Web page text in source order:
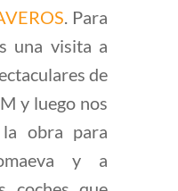
. Para
una visita a
de
y luego nos
obra para
y a